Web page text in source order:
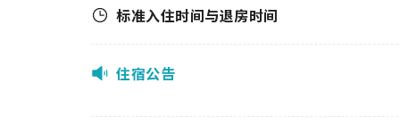
标准入住时间与退房时间
住宿公告